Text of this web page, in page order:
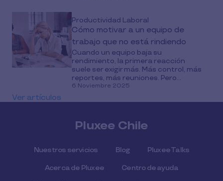
Productividad Laboral
Cómo motivar a un equipo de
trabajo que no está rindiendo
Cuando un equipo baja su
rendimiento, la primera reacción
suele ser exigir más. Más control, más
reportes, más reuniones. Pero...
6 Noviembre 2025
Ver artículos
Pluxee Chile
Nuestros servicios Blog Pluxee Talks
Acerca de Pluxee Centro de ayuda